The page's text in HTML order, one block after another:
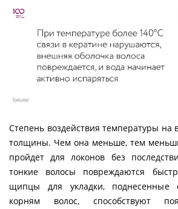
Степень воздействия температуры на
толщины. Чем она меньше, тем
пройдет для локонов без
тонкие волосы повреждаются
щипцы для укладки, поднесенные
корням волос, способствуют